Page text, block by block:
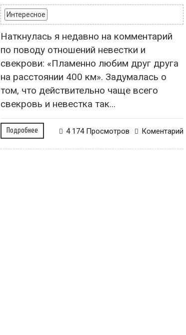
Интересное
Наткнулась я недавно на комментарий
по поводу отношений невестки и
свекрови: «Пламенно любим друг друга
на расстоянии 400 км». Задумалась о
том, что действительно чаще всего
свекровь и невестка так...
Подробнее Коментарий
4 174 Просмотров